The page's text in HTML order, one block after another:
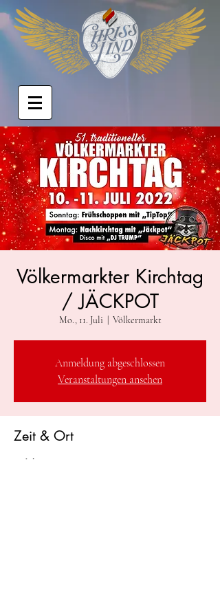
Völkermarkter Kirchtag
/ JÄCKPOT
Mo., 11. Juli Völkermarkt
Anmeldung abgeschlossen
Veranstaltungen ansehen
Zeit & Ort
11. Juli 2022, 21:30